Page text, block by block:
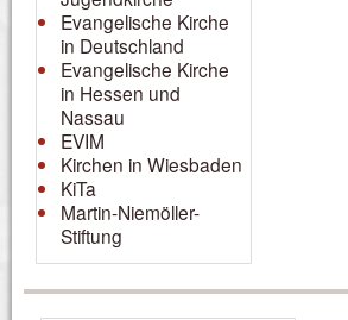
Evangelische Kirche
in Deutschland
Evangelische Kirche
in Hessen und
Nassau
EVIM
Kirchen in Wiesbaden
KiTa
Martin-Niemöller-
Stiftung